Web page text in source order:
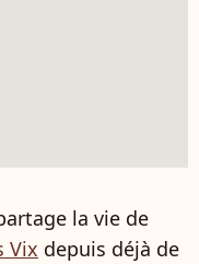
la vie de
Vix depuis déjà de